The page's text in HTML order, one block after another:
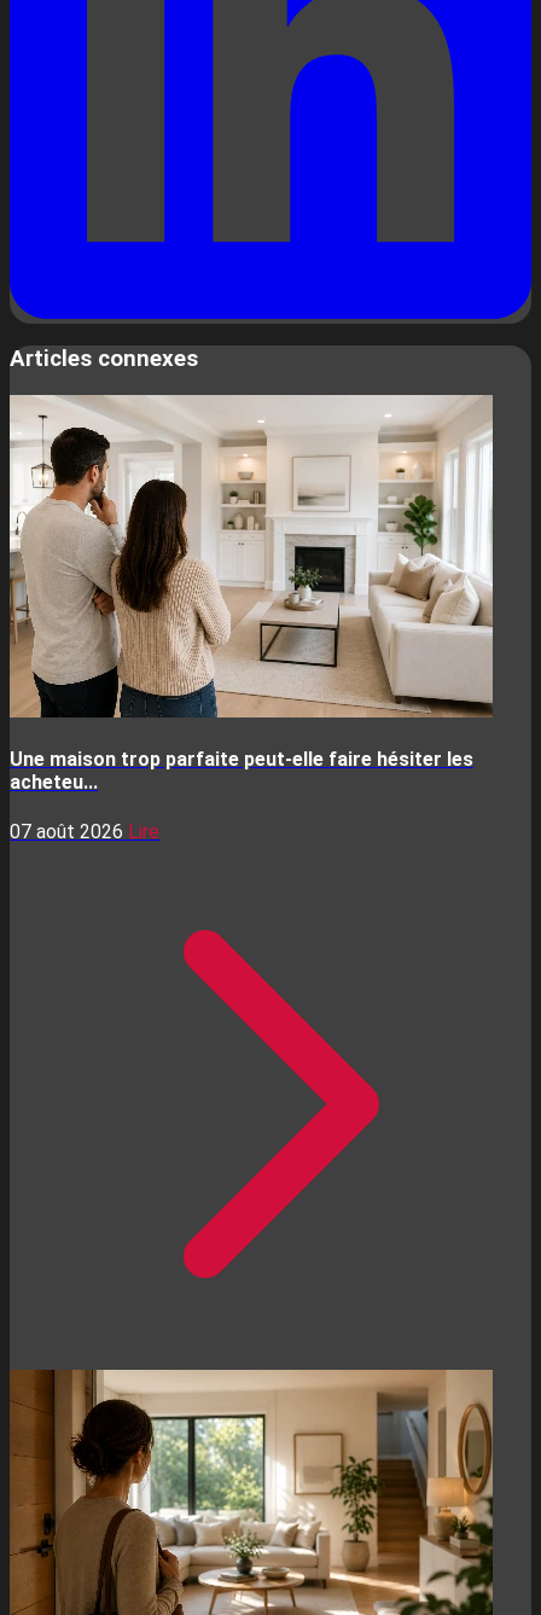
Articles connexes
Une maison trop parfaite peut-elle faire hésiter les
acheteu...
07 août 2026 Lire